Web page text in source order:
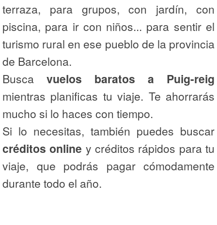
terraza, para grupos, con jardín, con
piscina, para ir con niños... para sentir el
turismo rural en ese pueblo de la provincia
de Barcelona.
Busca vuelos baratos a Puig-reig
mientras planificas tu viaje. Te ahorrarás
mucho si lo haces con tiempo.
Si lo necesitas, también puedes buscar
créditos online y créditos rápidos para tu
viaje, que podrás pagar cómodamente
durante todo el año.